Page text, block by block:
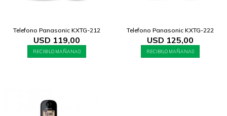
Telefono Panasonic KXTG-212
USD 119,00
RECIBILO MAÑANA
Telefono Panasonic KXTG-222
USD 125,00
RECIBILO MAÑANA